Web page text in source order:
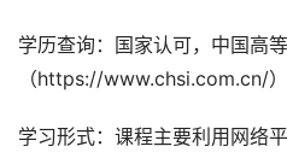
学历查询：国家认可，中国高
（https://www.chsi.com.cn/
学习形式：课程主要利用网络